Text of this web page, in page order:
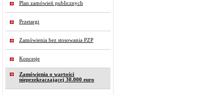
Plan zamówień publicznych
Przetargi
Zamówienia bez stosowania PZP
Koncesje
Zamówienia o wartości
nieprzekraczającej 30.000 euro